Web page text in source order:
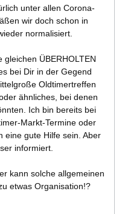
unter allen Corona-
wir doch schon in
normalisiert.
gleichen ÜBERHOLTEN
bei Dir in der Gegend
Oldtimertreffen
ähnliches, bei denen
Ich bin bereits bei
Markt-Termine oder
eine gute Hilfe sein. Aber
informiert.
kann solche allgemeinen
etwas Organisation!?